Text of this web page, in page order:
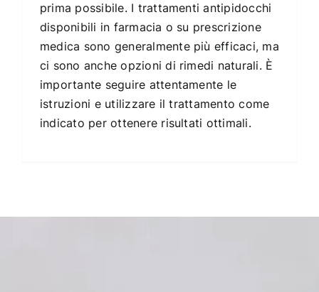
prima possibile. I trattamenti antipidocchi
disponibili in farmacia o su prescrizione
medica sono generalmente più efficaci, ma
ci sono anche opzioni di rimedi naturali. È
importante seguire attentamente le
istruzioni e utilizzare il trattamento come
indicato per ottenere risultati ottimali.